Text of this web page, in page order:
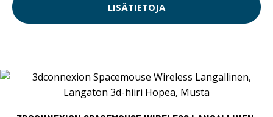
LISÄTIETOJA